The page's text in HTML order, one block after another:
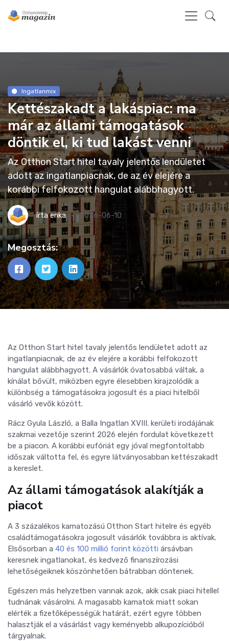
Ingatlanmix
Kettészakadt a lakáspiac: ma
már az állami támogatások
döntik el, ki tud lakást venni
Az Otthon Start hitel tavaly jelentős lendületet
adott az ingatlanpiacnak, de az év elejére a
korábbi felfokozott hangulat alábbhagyott.
írtaerika 2026-06-10
Megosztás:
Az Otthon Start hitel tavaly jelentős lendületet adott az
ingatlanpiacnak, de az év elejére a korábbi felfokozott
hangulat alábbhagyott. A vásárlók óvatosabbá váltak, a
kínálat bővült, miközben egyre élesebben kirajzolódik a
különbség a támogatásokra jogosult és a piaci hitelből
vásárló vevők között.
Rácz Gyula László, a Balla Ingatlan XVIII. kerületi irodájának
szakmai vezetője szerint 2026 elején fordulat következett
be a piacon. A korábbi eufóriát egy jóval megfontoltabb
időszak váltotta fel, és egyre látványosabban kettészakadt
a kereslet.
Az állami támogatások alakítják a
piacot
A 3 százalékos kamatozású Otthon Start hitelre és egyéb
családtámogatásokra jogosult vásárlók továbbra is aktívak.
Elsősorban a 40 és 100 millió forint közötti ársávban
keresnek ingatlanokat, és kedvező finanszírozási
lehetőségeiknek köszönhetően bátrabban döntenek.
Egészen más helyzetben vannak azok, akik csak piaci hitellel
tudnának vásárolni. A magasabb kamatok miatt sokan
elérték a fizetőképességük határát, ezért egyre többen
halasztják el a vásárlást vagy keményebb alkupozícióból
tárgyalnak.